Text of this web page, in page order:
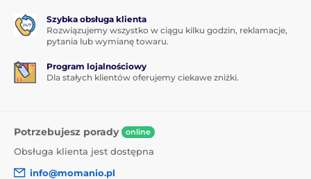
Szybka obsługa klienta
Rozwiązujemy wszystko w ciągu kilku godzin, reklamacje,
pytania lub wymianę towaru.
Program lojalnościowy
Dla stałych klientów oferujemy ciekawe zniżki.
Potrzebujesz porady online
Obsługa klienta jest dostępna
info@momanio.pl